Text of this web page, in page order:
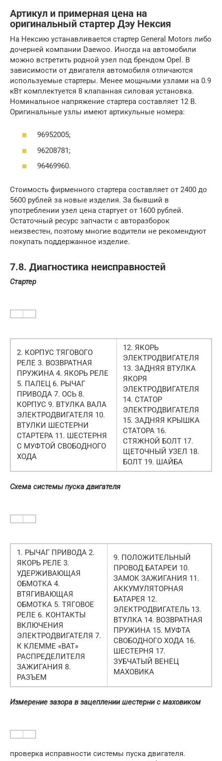
Артикул и примерная цена на
оригинальный стартер Дэу Нексия
На Нексию устанавливается стартер General Motors либо
дочерней компании Daewoo. Иногда на автомобили
можно встретить родной узел под брендом Opel. В
зависимости от двигателя автомобиля отличаются
используемые стартеры. Менее мощными узлами на 0.9
кВт комплектуется 8 клапанная силовая установка.
Номинальное напряжение стартера составляет 12 В.
Оригинальные узлы имеют артикульные номера:
96952005;
96208781;
96469960.
Стоимость фирменного стартера составляет от 2400 до
5600 рублей за новые изделия. За бывший в
употреблении узел цена стартует от 1600 рублей.
Остаточный ресурс запчасти с авторазборок
неизвестен, поэтому многие водители не рекомендуют
покупать поддержанное изделие.
7.8. Диагностика неисправностей
Стартер
2. КОРПУС ТЯГОВОГО
РЕЛЕ 3. ВОЗВРАТНАЯ
ПРУЖИНА 4. ЯКОРЬ РЕЛЕ
5. ПАЛЕЦ 6. РЫЧАГ
ПРИВОДА 7. ОСЬ 8.
КОРПУС 9. ВТУЛКА ВАЛА
ЭЛЕКТРОДВИГАТЕЛЯ 10.
ВТУЛКИ ШЕСТЕРНИ
СТАРТЕРА 11. ШЕСТЕРНЯ
С МУФТОЙ СВОБОДНОГО
ХОДА
12. ЯКОРЬ
ЭЛЕКТРОДВИГАТЕЛЯ
13. ЗАДНЯЯ ВТУЛКА
ЯКОРЯ
ЭЛЕКТРОДВИГАТЕЛЯ
14. СТАТОР
ЭЛЕКТРОДВИГАТЕЛЯ
15. ЗАДНЯЯ КРЫШКА
СТАТОРА 16.
СТЯЖНОЙ БОЛТ 17.
ЩЕТОЧНЫЙ УЗЕЛ 18.
БОЛТ 19. ШАЙБА
Схема системы пуска двигателя
1. РЫЧАГ ПРИВОДА 2.
ЯКОРЬ РЕЛЕ 3.
УДЕРЖИВАЮЩАЯ
ОБМОТКА 4.
ВТЯГИВАЮЩАЯ
ОБМОТКА 5. ТЯГОВОЕ
РЕЛЕ 6. КОНТАКТЫ
ВКЛЮЧЕНИЯ
ЭЛЕКТРОДВИГАТЕЛЯ 7.
К КЛЕММЕ «ВАТ»
РАСПРЕДЕЛИТЕЛЯ
ЗАЖИГАНИЯ 8.
РАЗЪЕМ
9. ПОЛОЖИТЕЛЬНЫЙ
ПРОВОД БАТАРЕИ 10.
ЗАМОК ЗАЖИГАНИЯ 11.
АККУМУЛЯТОРНАЯ
БАТАРЕЯ 12.
ЭЛЕКТРОДВИГАТЕЛЬ 13.
ВТУЛКА 14. ВОЗВРАТНАЯ
ПРУЖИНА 15. МУФТА
СВОБОДНОГО ХОДА 16.
ШЕСТЕРНЯ 17.
ЗУБЧАТЫЙ ВЕНЕЦ
МАХОВИКА
Измерение зазора в зацеплении шестерни с маховиком
проверка исправности системы пуска двигателя.